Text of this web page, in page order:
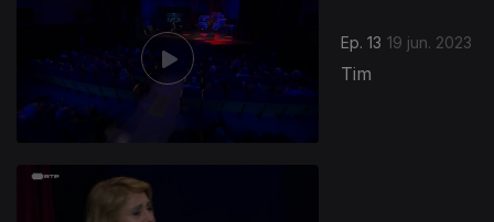
Ep. 13 19 jun. 2023
Tim